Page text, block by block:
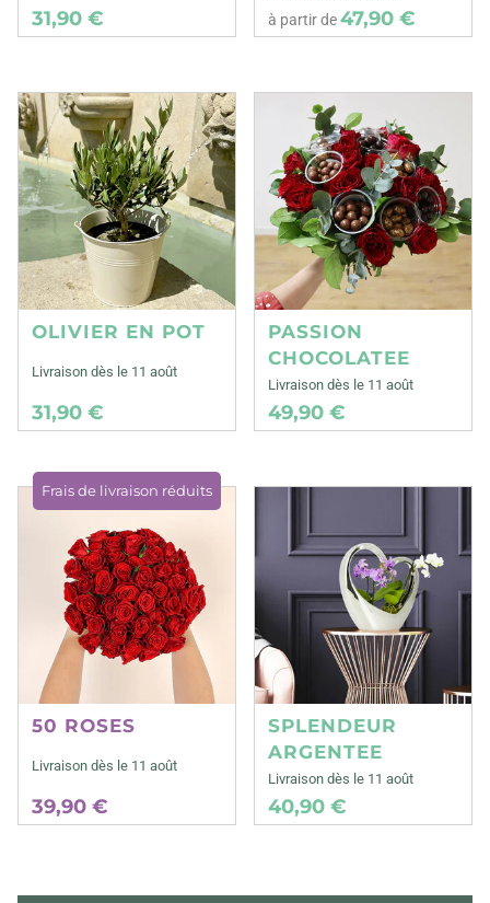
31,90 € à partir de47,90 €
OLIVIER EN POT
Livraison dès le 11 août
31,90 €
PASSION
CHOCOLATEE
Livraison dès le 11 août
49,90 €
Frais de livraison réduits
50 ROSES
Livraison dès le 11 août
39,90 €
SPLENDEUR
ARGENTEE
Livraison dès le 11 août
40,90 €